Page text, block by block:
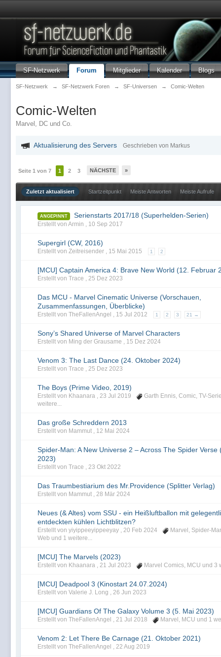
SF-Netzwerk Forum Mitglieder Kalender Blogs
SF-Netzwerk → SF-Netzwerk Foren → SF-Universen → Comic-Welten
Comic-Welten
Marvel, DC und Co.
Aktualisierung des Servers Geschrieben von Markus
Seite 1 von 7 1 2 3 NÄCHSTE »
Zuletzt aktualisiert Startzeitpunkt Meiste Antworten Meiste Aufrufe
ANGEPINNT Serienstarts 2017/18 (Superhelden-Serien)
Erstellt von Armin , 10 Sep 2017
Supergirl (CW, 2016)
Erstellt von Zeitreisender , 15 Mai 2015 1 2
[MCU] Captain America 4: Brave New World (12. Februar
Erstellt von Trace , 25 Dez 2023
Das MCU - Marvel Cinematic Universe (Vorschauen,
Zusammenfassungen, Überblicke)
Erstellt von TheFallenAngel , 15 Jul 2012 1 2 3 21 →
Sony’s Shared Universe of Marvel Characters
Erstellt von Ming der Grausame , 15 Dez 2024
Venom 3: The Last Dance (24. Oktober 2024)
Erstellt von Trace , 25 Dez 2023
The Boys (Prime Video, 2019)
Erstellt von Khaanara , 23 Jul 2019 Garth Ennis, Comic, TV-
weitere...
Das große Schreddern 2013
Erstellt von Mammut , 12 Mai 2024
Spider-Man: A New Universe 2 – Across The Spider Verse
2023)
Erstellt von Trace , 23 Okt 2022
Das Traumbestiarium des Mr.Providence (Splitter Verlag)
Erstellt von Mammut , 28 Mär 2024
Neues (& Altes) vom SSU - ein Heißluftballon mit
entdeckten kühlen Lichtblitzen?
Erstellt von yiyippeeyippeeyay , 20 Feb 2024 Marvel , Spider-
Web und 1 weitere...
[MCU] The Marvels (2023)
Erstellt von Khaanara , 21 Jul 2023 Marvel Comics, MCU und 3
[MCU] Deadpool 3 (Kinostart 24.07.2024)
Erstellt von Valerie J. Long , 26 Jun 2023
[MCU] Guardians Of The Galaxy Volume 3 (5. Mai 2023)
Erstellt von TheFallenAngel , 21 Jul 2018 Marvel , MCU und 1
Venom 2: Let There Be Carnage (21. Oktober 2021)
Erstellt von TheFallenAngel , 22 Aug 2019